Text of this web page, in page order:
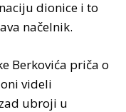
dionice i to
načelnik.
Berkovića priča o
videli
ubroji u